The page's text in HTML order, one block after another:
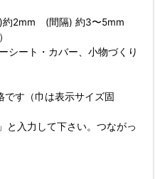
)約2mm (間隔) 約3〜5mm
シート・カバー、小物づくり
す（巾は表示サイズ固
と入力して下さい。つながっ